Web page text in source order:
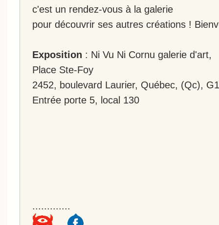
c'est un rendez-vous à la galerie
pour découvrir ses autres créations !
Exposition : Ni Vu Ni Cornu galerie d'art,
Place Ste-Foy
2452, boulevard Laurier, Québec, (Qc),
Entrée porte 5, local 130
.............